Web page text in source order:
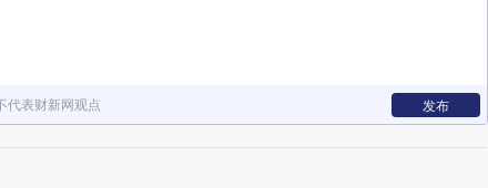
代表财新网观点 发布